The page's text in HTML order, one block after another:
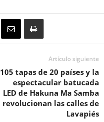
Artículo siguiente
105 tapas de 20 países y la
espectacular batucada
LED de Hakuna Ma Samba
revolucionan las calles de
Lavapiés